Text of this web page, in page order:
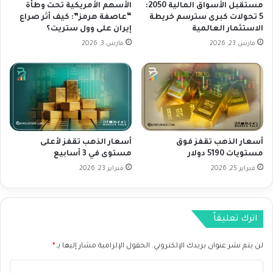
ي
ك
ي
ة
ح
م
ظ
م
ا
ل
ا
ت
ي
ا
ت
ا
ص
س
ت
ق
ب
و
ا
ف
ي
مستقبل الأسواق المالية 2050:
5 تحولات كبرى سترسم خريطة
الاستثمار العالمية
مارس 23, 2026
الأسهم الأمريكية تحت وطأة
“عاصفة هرمز”: كيف أثر صراع
إيران على وول ستريت؟
مارس 3, 2026
أسعار الذهب تقفز فوق
مستويات 5190 دولار
فبراير 25, 2026
أسعار الذهب تقفز لأعلى
مستوى في 3 أسابيع
فبراير 23, 2026
اترك تعليقاً
لن يتم نشر عنوان بريدك الإلكتروني. الحقول الإلزامية مشار إليها بـ *